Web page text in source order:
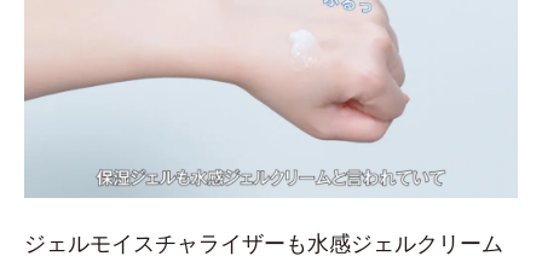
ジェルモイスチャライザーも水感ジェルクリーム